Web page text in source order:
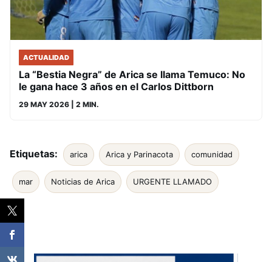
ACTUALIDAD
La “Bestia Negra” de Arica se llama Temuco: No
le gana hace 3 años en el Carlos Dittborn
29 MAY 2026 | 2 MIN.
Etiquetas: arica Arica y Parinacota comunidad
mar Noticias de Arica URGENTE LLAMADO